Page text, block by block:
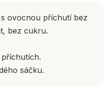
ovocnou příchutí bez
bez cukru.
sáčku.